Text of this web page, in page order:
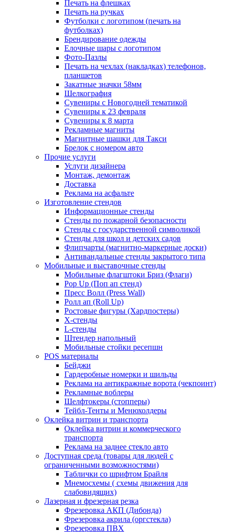
Печать на флешках
Печать на ручках
Футболки с логотипом (печать на
футболках)
Брендирование одежды
Елочные шары с логотипом
Фото-Пазлы
Печать на чехлах (накладках) телефонов,
планшетов
Закатные значки 58мм
Шелкография
Сувениры с Новогодней тематикой
Сувениры к 23 февраля
Сувениры к 8 марта
Рекламные магниты
Магнитные шашки для Такси
Брелок с номером авто
Прочие услуги
Услуги дизайнера
Монтаж, демонтаж
Доставка
Реклама на асфальте
Изготовление стендов
Информационные стенды
Стенды по пожарной безопасности
Стенды с государственной символикой
Стенды для школ и детских садов
Флипчарты (магнитно-маркерные доски)
Антивандальные стенды закрытого типа
Мобильные и выставочные стенды
Мобильные флагштоки Бриз (Флаги)
Pop Up (Поп ап стенд)
Пресс Волл (Press Wall)
Ролл ап (Roll Up)
Ростовые фигуры (Хардпостеры)
X-стенды
L-стенды
Штендер напольный
Мобильные стойки ресепшн
POS материалы
Бейджи
Гардеробные номерки и шильды
Реклама на антикражные ворота (чекпоинт)
Рекламные воблеры
Шелфтокеры (стопперы)
Тейбл-Тенты и Менюхолдеры
Оклейка витрин и транспорта
Оклейка витрин и коммерческого
транспорта
Реклама на заднее стекло авто
Доступная среда (товары для людей с
ограниченными возможностями)
Таблички со шрифтом Брайля
Мнемосхемы ( схемы движения для
слабовидящих)
Лазерная и фрезерная резка
Фрезеровка АКП (Дибонда)
Фрезеровка акрила (оргстекла)
Фрезеровка ПВХ